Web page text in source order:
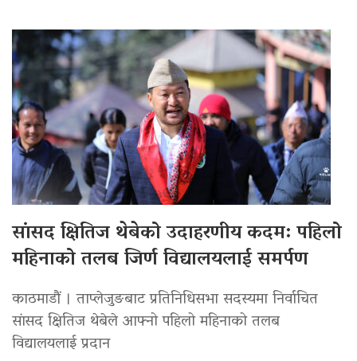
सांसद क्षितिज थेबेको उदाहरणीय कदम: पहिलो
महिनाको तलब जिर्ण विद्यालयलाई समर्पण
काठमाडौं । ताप्लेजुङबाट प्रतिनिधिसभा सदस्यमा निर्वाचित
सांसद क्षितिज थेबेले आफ्नो पहिलो महिनाको तलब
विद्यालयलाई प्रदान